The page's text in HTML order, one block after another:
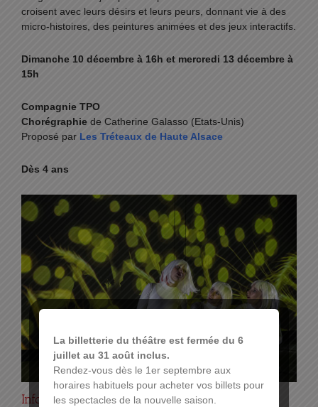
croisent avec leurs désirs et leurs peurs, donnant vie à des
micro-histoires, des peintures animées et des jeux interactifs.
Dimanche 10 décembre à 16h et mercredi 13 décembre à
15h
Compagnie TPO
Chorégraphie de Catherine Galasso (Etats-Unis)
Proposé par Les Tréteaux de Haute Alsace
Dès 4 ans
Infos pratiques :
La billetterie du théâtre est fermée du 6
juillet au 31 août inclus.
Rendez-vous dès le 1er septembre aux
horaires habituels pour acheter vos billets pour
les spectacles de la nouvelle saison.